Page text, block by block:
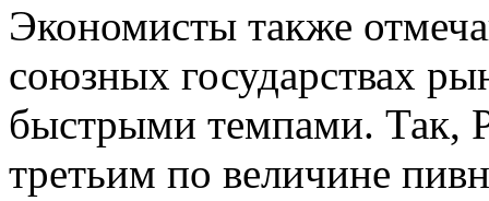
Экономисты также
союзных государствах
быстрыми темпами. Так,
третьим по величине